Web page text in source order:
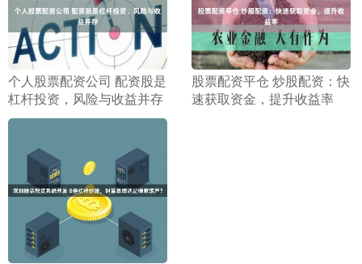
​个人股票配资公司 配资股是
杠杆投资，风险与收益并存
​股票配资平仓 炒股配资：快
速获取资金，提升收益率